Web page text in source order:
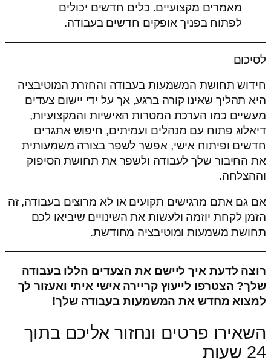
מאמרים מקצועיים. כלים חדשים יכולים
לפתוח בפניך אופקים חדשים בעבודה.
לסיכום
חידוש תחושת המשמעות בעבודה והחזרת המוטיבציה
היא תהליך שאינו קורה ברגע, אך על ידי יישום צעדים
מעשיים כמו הערכת המטרות האישיות והמקצועיות,
דיאלוג פתוח עם מנהלים ועמיתים, חיפוש אתגרים
חדשים ופיתוח אישי, אפשר לשפר בצורה משמעותית
את החיבור שלך לעבודה ולשפר את תחושת הסיפוק
וההצלחה.
אם גם אתם מרגישים תקועים או לא מרוצים בעבודה, זה
הזמן לקחת יוזמה ולעשות את השינויים שיביאו לכם
תחושת משמעות ומוטיבציה מחודשת.
רוצה לדעת איך ליישם את הצעדים הללו בעבודה
שלך? הצטרפו לייעוץ קריירה אישי איתי ואעזור לך
למצוא מחדש את המשמעות בעבודה שלך!
השאירו פרטים ונחזור אליכם בתוך
24 שעות